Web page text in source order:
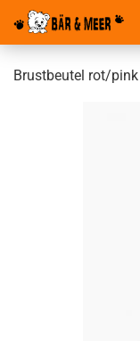
Brustbeutel rot/pink